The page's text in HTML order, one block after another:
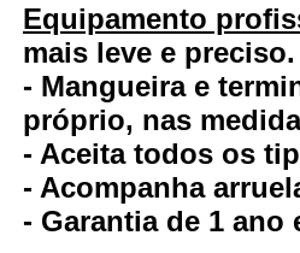
Equipamento
mais leve e preciso.
- Mangueira e
próprio, nas
- Aceita todos os
- Acompanha
- Garantia de 1 ano